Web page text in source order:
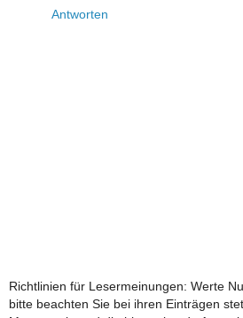
Antworten
Richtlinien für Lesermeinungen: Werte
bitte beachten Sie bei ihren Einträgen